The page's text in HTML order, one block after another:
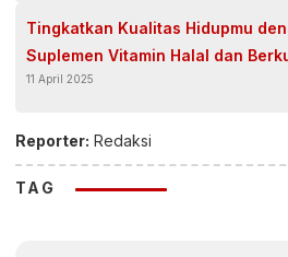
Tingkatkan Kualitas Hidupmu
Suplemen Vitamin Halal dan
Purityfic
11 April 2025
Reporter: Redaksi
TAG